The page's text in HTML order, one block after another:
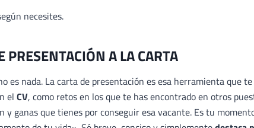
necesites.
PRESENTACIÓN A LA CARTA
es nada. La carta de presentación es esa herramienta que te
el CV, como retos en los que te has encontrado en otros
ganas que tienes por conseguir esa vacante. Es tu